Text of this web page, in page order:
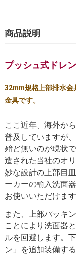
商品説明
プッシュ式ドレ
32mm規格上部排水金
金具です。
ここ近年、海外か
普及していますが
殆ど無いのが現状
造された当社のオ
妙な設計の上部目
ーカーの輸入洗面
お使いいただけます
また、上部パッキ
ことにより洗面器
ルを回避します。
ン」を追加装備す